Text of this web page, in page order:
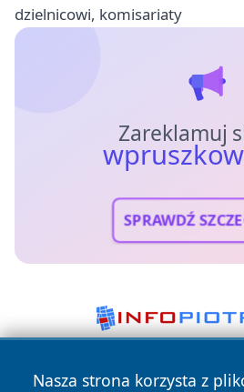
dzielnicowi, komisariaty
Zareklamuj
SPRAWDŹ
Nasza strona korzysta z